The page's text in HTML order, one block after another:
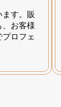
す。販
、お客様
ロフェ